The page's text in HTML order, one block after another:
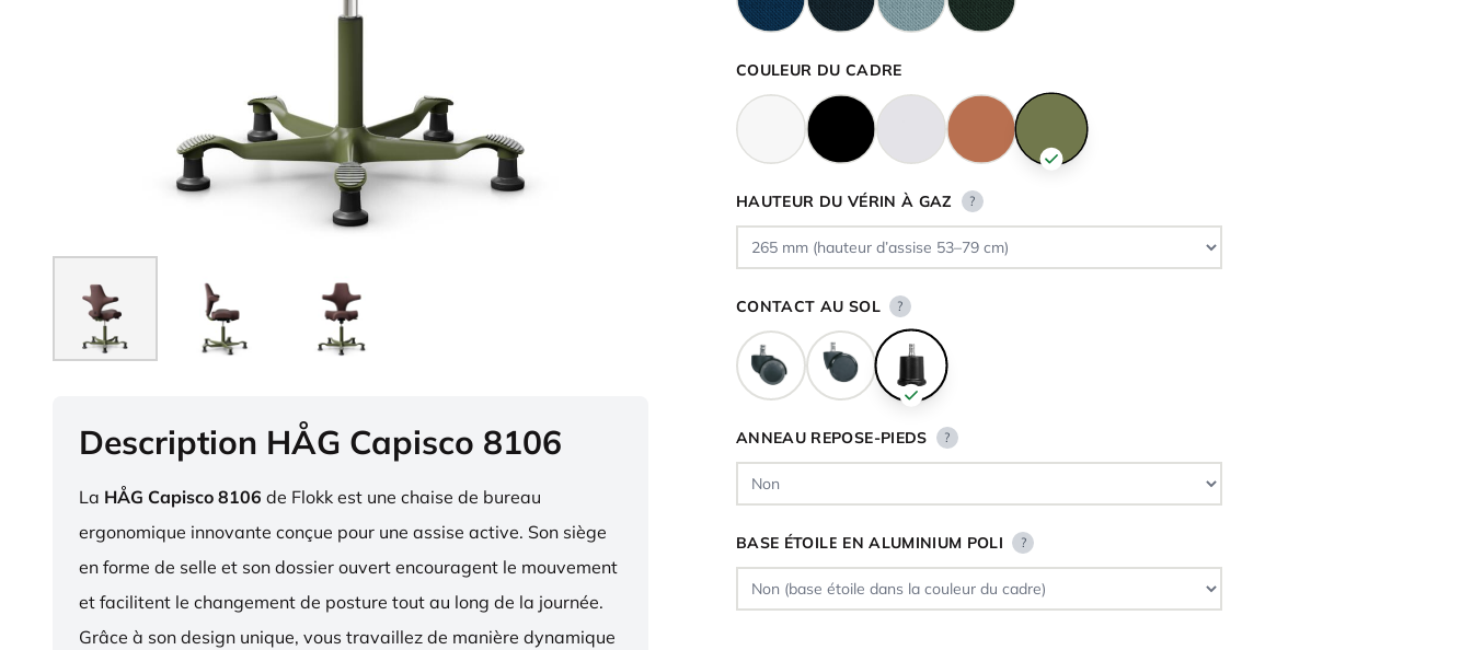
Description HÅG Capisco 8106
La HÅG Capisco 8106 de Flokk est une chaise de bureau
ergonomique innovante conçue pour une assise active. Son siège
en forme de selle et son dossier ouvert encouragent le mouvement
et facilitent le changement de posture tout au long de la journée.
Grâce à son design unique, vous travaillez de manière dynamique
COULEUR DU CADRE
HAUTEUR DU VÉRIN À GAZ ?
CONTACT AU SOL ?
ANNEAU REPOSE-PIEDS ?
BASE ÉTOILE EN ALUMINIUM POLI ?